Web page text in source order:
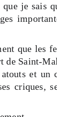
je sais
que les
Saint-
et un
criques,